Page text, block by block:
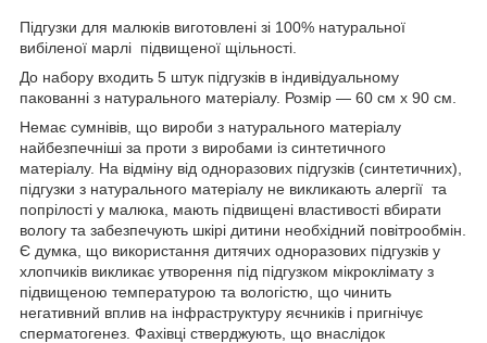
Підгузки для малюків виготовлені зі 100% натуральної
вибіленої марлі підвищеної щільності.
До набору входить 5 штук підгузків в індивідуальному
пакованні з натурального матеріалу. Розмір — 60 см х 90 см.
Немає сумнівів, що вироби з натурального матеріалу
найбезпечніші за проти з виробами із синтетичного
матеріалу. На відміну від одноразових підгузків (синтетичних),
підгузки з натурального матеріалу не викликають алергії та
попрілості у малюка, мають підвищені властивості вбирати
вологу та забезпечують шкірі дитини необхідний повітрообмін.
Є думка, що використання дитячих одноразових підгузків у
хлопчиків викликає утворення під підгузком мікроклімату з
підвищеною температурою та вологістю, що чинить
негативний вплив на інфраструктуру яєчників і пригнічує
сперматогенез. Фахівці стверджують, що внаслідок